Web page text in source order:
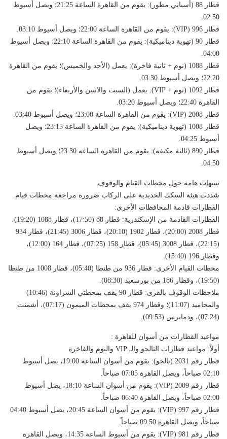
​قطار 88 (أسباني مطور): يقوم من القاهرة الساعة 21:25؛ ويصل أسيوط
02:50.
​قطار 996 (VIP): يقوم من القاهرة الساعة 22:00؛ ويصل أسيوط 03:10.
​قطار 90 (تهوية ديناميكية): يقوم من القاهرة الساعة 22:10؛ ويصل أسيوط
04:00.
​قطار 1088 (نوم + ثانية فاخرة): يعمل (الأحد والخميس)؛ يقوم من القاهرة
22:20؛ ويصل أسيوط 03:30.
​قطار 1092 (نوم + VIP): يعمل (السبت والاثنين والأربعاء)؛ يقوم من
القاهرة 22:40؛ ويصل أسيوط 03:20.
​قطار 2008 (VIP): يقوم من القاهرة الساعة 23:00؛ ويصل أسيوط 03:40.
​قطار 1008 (تهوية ديناميكية): يقوم من القاهرة الساعة 23:15؛ ويصل
أسيوط 04:25.
​قطار 890 (ثالثة مكيفة): يقوم من القاهرة الساعة 23:30؛ ويصل أسيوط
04:50.
​تنبيهات هامة حول محطات القيام والوقوف
​شددت هيئة السكك الحديدية على الركاب ضرورة مراجعة محطات قيام
القطارات قادمة المحافظات الأخرى:
​القطارات القادمة من الإسكندرية: قطار 88 (17:50)، قطار 1088 (19:20)،
قطار 2008 (20:00)، قطار 1902 (20:10)، قطار 3006 (21:45)، قطار 934
(22:15)، قطار 3008 (05:45)، قطار 158 (07:25)، قطار 164 (12:00)،
وقطار 196 (15:40).
​محطات القيام الأخرى: قطار 936 من طنطا (05:40)، قطار 1008 من طنطا
(19:50)، وقطار 186 من بورسعيد (08:30).
​ملاحظات الوقوف بالقرى: قطار 90 يقف بمحطتي الشراونة (10:46)
والمحاميد (11:07)؛ وقطار 974 يقف بمحطات الميمون (07:17)، أشمنت
(07:24)، ودمايرس (09:53).
مواعيد القطارات من أسوان للقاهرة :
​أولاً: مواعيد قطارات التالجو والـ VIP والنوم والفاخرة
​قطار رقم 2031 (تالجو): يقوم من أسوان الساعة 19:00، يصل أسيوط
02:10 صباحاً، ويصل القاهرة 07:05 صباحاً.
​قطار رقم 2009 (VIP): يقوم من أسوان الساعة 18:10، يصل أسيوط
02:00 صباحاً، ويصل القاهرة 06:40 صباحاً.
​قطار رقم 997 (VIP): يقوم من أسوان الساعة 20:45، يصل أسيوط 04:40
صباحاً، ويصل القاهرة 09:50 صباحاً.
​قطار رقم 981 (VIP): يقوم من أسيوط الساعة 14:35، ويصل القاهرة